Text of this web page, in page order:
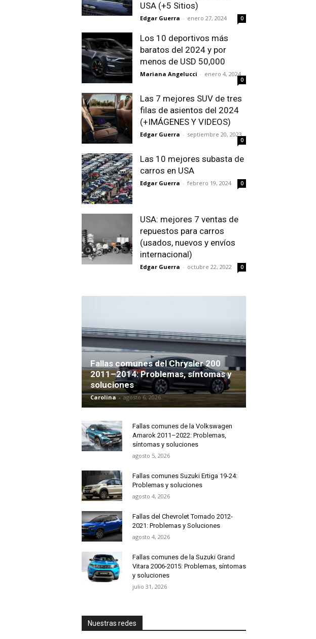
USA (+5 Sitios)
Edgar Guerra - enero 27, 2024 0
Los 10 deportivos más
baratos del 2024 y por
menos de USD 50,000
Mariana Angelucci - enero 4, 2024
0
Las 7 mejores SUV de tres
filas de asientos del 2024
(+IMÁGENES Y VIDEOS)
Edgar Guerra - septiembre 20, 2023
0
Las 10 mejores subasta de
carros en USA
Edgar Guerra - febrero 19, 2024 0
USA: mejores 7 ventas de
repuestos para carros
(usados, nuevos y envíos
internacional)
Edgar Guerra - octubre 22, 2022 0
Fallas comunes del Chrysler 200
2011–2014: Problemas, síntomas y
soluciones
Carolina - agosto 6, 2026
Fallas comunes de la Volkswagen
Amarok 2011–2022: Problemas,
síntomas y soluciones
agosto 5, 2026
Fallas comunes Suzuki Ertiga 19-24:
Problemas y soluciones
agosto 4, 2026
Fallas del Chevrolet Tornado 2012-
2021: Problemas y Soluciones
agosto 4, 2026
Fallas comunes de la Suzuki Grand
Vitara 2006-2015: Problemas, síntomas
y soluciones
julio 31, 2026
Nuestras redes